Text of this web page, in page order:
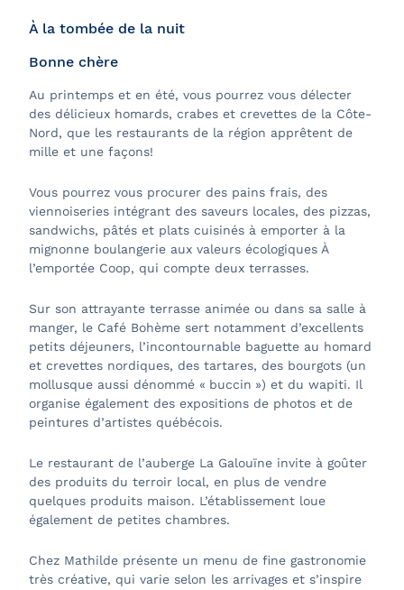
À la tombée de la nuit
Bonne chère
Au printemps et en été, vous pourrez vous délecter
des délicieux homards, crabes et crevettes de la Côte-
Nord, que les restaurants de la région apprêtent de
mille et une façons!
Vous pourrez vous procurer des pains frais, des
viennoiseries intégrant des saveurs locales, des pizzas,
sandwichs, pâtés et plats cuisinés à emporter à la
mignonne boulangerie aux valeurs écologiques À
l’emportée Coop, qui compte deux terrasses.
Sur son attrayante terrasse animée ou dans sa salle à
manger, le Café Bohème sert notamment d’excellents
petits déjeuners, l’incontournable baguette au homard
et crevettes nordiques, des tartares, des bourgots (un
mollusque aussi dénommé « buccin ») et du wapiti. Il
organise également des expositions de photos et de
peintures d’artistes québécois.
Le restaurant de l’auberge La Galouïne invite à goûter
des produits du terroir local, en plus de vendre
quelques produits maison. L’établissement loue
également de petites chambres.
Chez Mathilde présente un menu de fine gastronomie
très créative, qui varie selon les arrivages et s’inspire